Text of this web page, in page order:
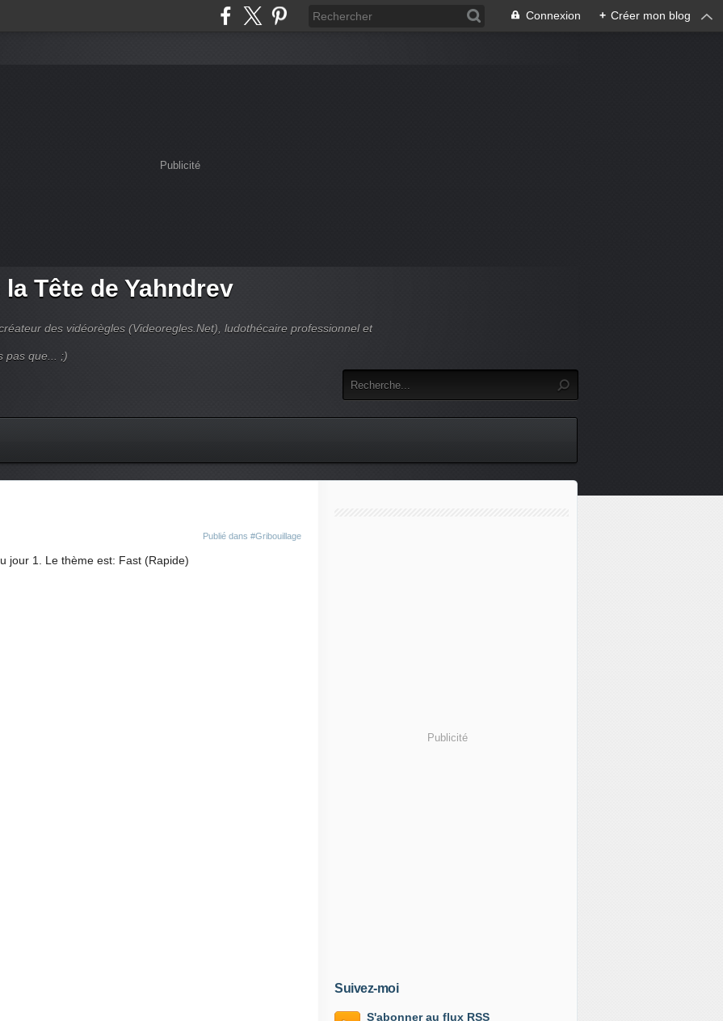
Connexion + Créer mon blog
Publicité
la Tête de Yahndrev
des vidéorègles (Videoregles.Net), ludothécaire professionnel et
pas que... ;)
Publié dans #Gribouillage
jour 1. Le thème est: Fast (Rapide)
Publicité
Suivez-moi
S'abonner au flux RSS